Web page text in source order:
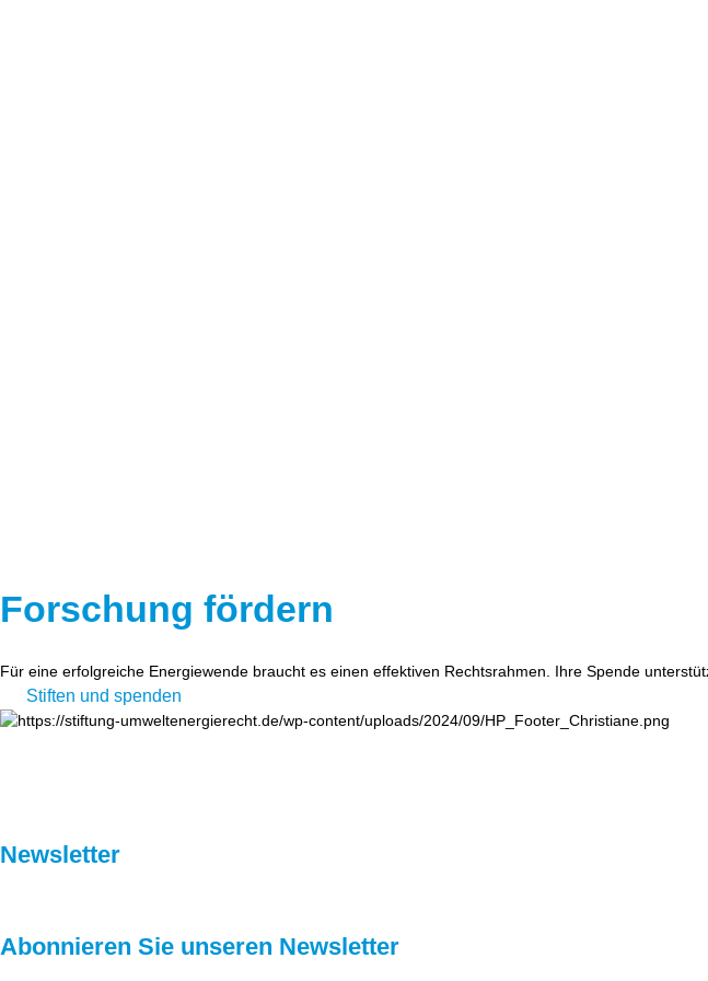
Forschung fördern
Für eine erfolgreiche Energiewende braucht es einen effektiven Rechtsrahmen. Ihre Spende
Stiften und spenden
Newsletter
Abonnieren Sie unseren Newsletter